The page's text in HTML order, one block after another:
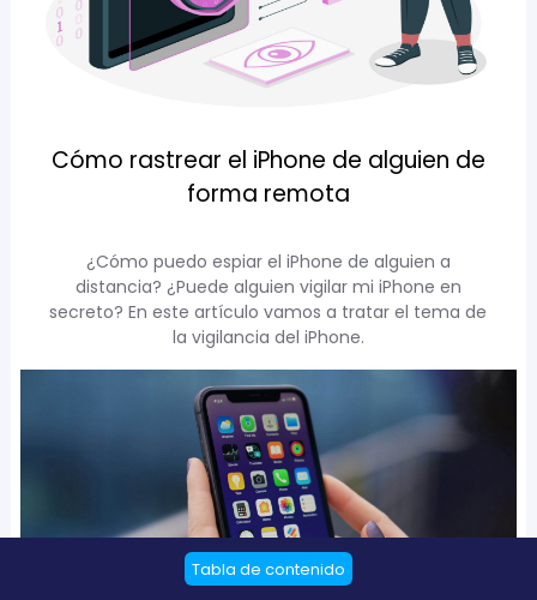
Tabla de contenido
Cómo rastrear el iPhone de alguien de
forma remota
¿Cómo puedo espiar el iPhone de alguien a
distancia? ¿Puede alguien vigilar mi iPhone en
secreto? En este artículo vamos a tratar el tema de
la vigilancia del iPhone.